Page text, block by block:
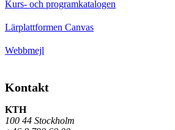
Kurs- och programkatalogen
Lärplattformen Canvas
Webbmejl
Kontakt
KTH
100 44 Stockholm